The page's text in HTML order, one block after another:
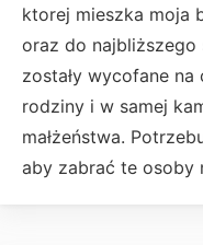
ktorej mieszka moja
oraz do najbliższego
zostały wycofane na
rodziny i w samej
małżeństwa.
aby zabrać te osoby